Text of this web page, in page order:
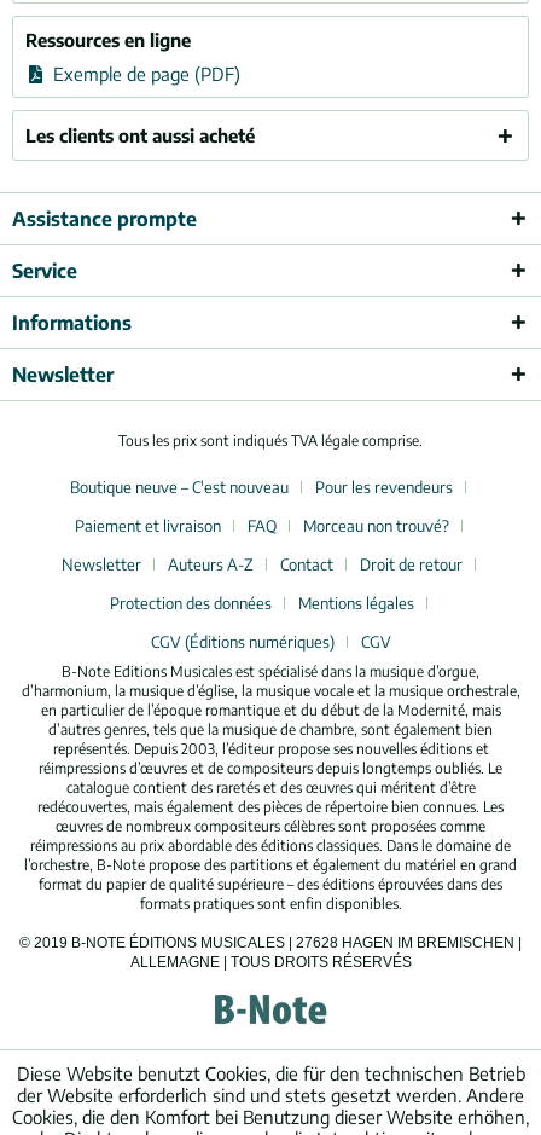
Ressources en ligne
Exemple de page (PDF)
Les clients ont aussi acheté
Assistance prompte
Service
Informations
Newsletter
Tous les prix sont indiqués TVA légale comprise.
Boutique neuve – C'est nouveau
Pour les revendeurs
Paiement et livraison
FAQ
Morceau non trouvé?
Newsletter
Auteurs A-Z Contact
Droit de retour
Protection des données
Mentions légales
CGV (Éditions numériques)
CGV
B-Note Editions Musicales est spécialisé dans la musique d’orgue,
d’harmonium, la musique d’église, la musique vocale et la musique orchestrale,
en particulier de l’époque romantique et du début de la Modernité, mais
d’autres genres, tels que la musique de chambre, sont également bien
représentés. Depuis 2003, l’éditeur propose ses nouvelles éditions et
réimpressions d’œuvres et de compositeurs depuis longtemps oubliés. Le
catalogue contient des raretés et des œuvres qui méritent d’être
redécouvertes, mais également des pièces de répertoire bien connues. Les
œuvres de nombreux compositeurs célèbres sont proposées comme
réimpressions au prix abordable des éditions classiques. Dans le domaine de
l’orchestre, B-Note propose des partitions et également du matériel en grand
format du papier de qualité supérieure – des éditions éprouvées dans des
formats pratiques sont enfin disponibles.
© 2019 B-NOTE ÉDITIONS MUSICALES | 27628 HAGEN IM BREMISCHEN |
ALLEMAGNE | TOUS DROITS RÉSERVÉS
Diese Website benutzt Cookies, die für den technischen Betrieb
der Website erforderlich sind und stets gesetzt werden. Andere
Cookies, die den Komfort bei Benutzung dieser Website erhöhen,